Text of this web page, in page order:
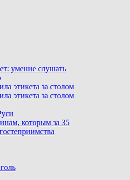
умение слушать
этикета за столом
этикета за столом
которым за 35